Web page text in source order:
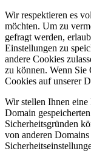
Wir respektieren es
möchten. Um zu
gefragt werden,
Einstellungen zu
andere Cookies
zu können. Wenn Sie
Cookies auf unserer
Wir stellen Ihnen
Domain
Sicherheitsgründen
von anderen